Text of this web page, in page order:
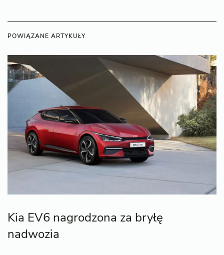
POWIĄZANE ARTYKUŁY
Kia EV6 nagrodzona za bryłę
nadwozia